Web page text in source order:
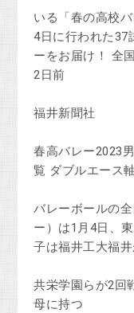
いる「春の高校
4日に行われた37
ーをお届け！ 全
2日前
福井新聞社
春高バレー2023
覧 ダブルエース
バレーボールの
ー）は1月4日、
子は福井工大福
共栄学園らが2回
母に持つ